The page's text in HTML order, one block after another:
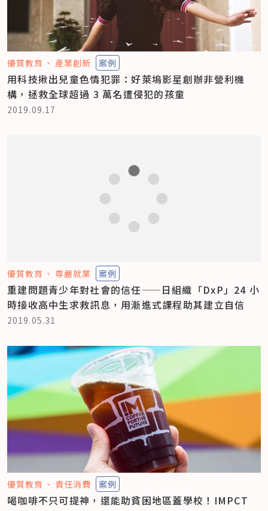
優質教育 產業創新 案例
用科技揪出兒童色情犯罪：好萊塢影星創辦非營利機
構，拯救全球超過 3 萬名遭侵犯的孩童
2019.09.17
優質教育 尊嚴就業 案例
重建問題青少年對社會的信任——日組織「DxP」24 小
時接收高中生求救訊息，用漸進式課程助其建立自信
2019.05.31
優質教育 責任消費 案例
喝咖啡不只可提神，還能助貧困地區蓋學校！IMPCT